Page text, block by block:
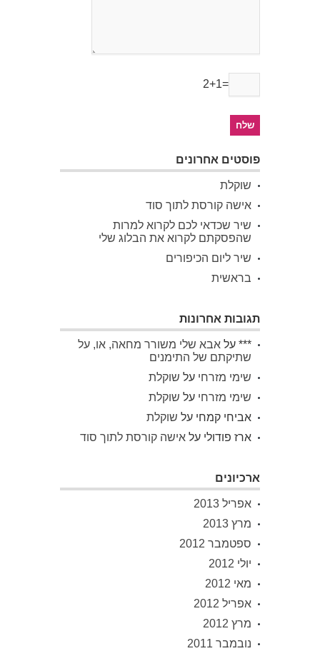
2+1=
פוסטים אחרונים
שוקלת
אישה קורסת לתוך סוד
שיר שכדאי לכם לקרוא למרות
שהפסקתם לקרוא את הבלוג שלי
שיר ליום הכיפורים
בראשית
תגובות אחרונות
*** על אבא שלי משורר מחאה, או, על
שתיקתם של התימנים
שימי מזרחי על שוקלת
שימי מזרחי על שוקלת
אביחי קמחי על שוקלת
ארז פודולי על אישה קורסת לתוך סוד
ארכיונים
אפריל 2013
מרץ 2013
ספטמבר 2012
יולי 2012
מאי 2012
אפריל 2012
מרץ 2012
נובמבר 2011